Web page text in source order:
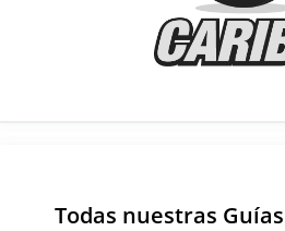
Todas nuestras